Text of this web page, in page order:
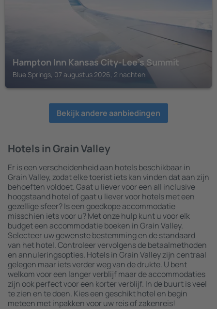
Hampton Inn Kansas City-Lee's Summit
Blue Springs, 07 augustus 2026, 2 nachten
Bekijk andere aanbiedingen
Hotels in Grain Valley
Er is een verscheidenheid aan hotels beschikbaar in
Grain Valley, zodat elke toerist iets kan vinden dat aan zijn
behoeften voldoet. Gaat u liever voor een all inclusive
hoogstaand hotel of gaat u liever voor hotels met een
gezellige sfeer? Is een goedkope accommodatie
misschien iets voor u? Met onze hulp kunt u voor elk
budget een accommodatie boeken in Grain Valley.
Selecteer uw gewenste bestemming en de standaard
van het hotel. Controleer vervolgens de betaalmethoden
en annuleringsopties. Hotels in Grain Valley zijn centraal
gelegen maar iets verder weg van de drukte. U bent
welkom voor een langer verblijf maar de accommodaties
zijn ook perfect voor een korter verblijf. In de buurt is veel
te zien en te doen. Kies een geschikt hotel en begin
meteen met inpakken voor uw reis of zakenreis!